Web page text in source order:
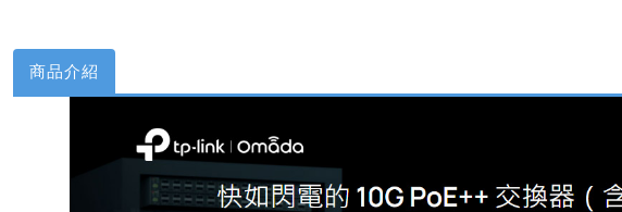
商品介紹